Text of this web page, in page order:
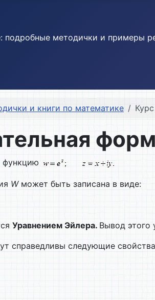
подробные методички и примеры
и книги по математике
функцию
Wможет быть записана в виде:
Уравнением Эйлера. Вывод этого
справедливы следующие